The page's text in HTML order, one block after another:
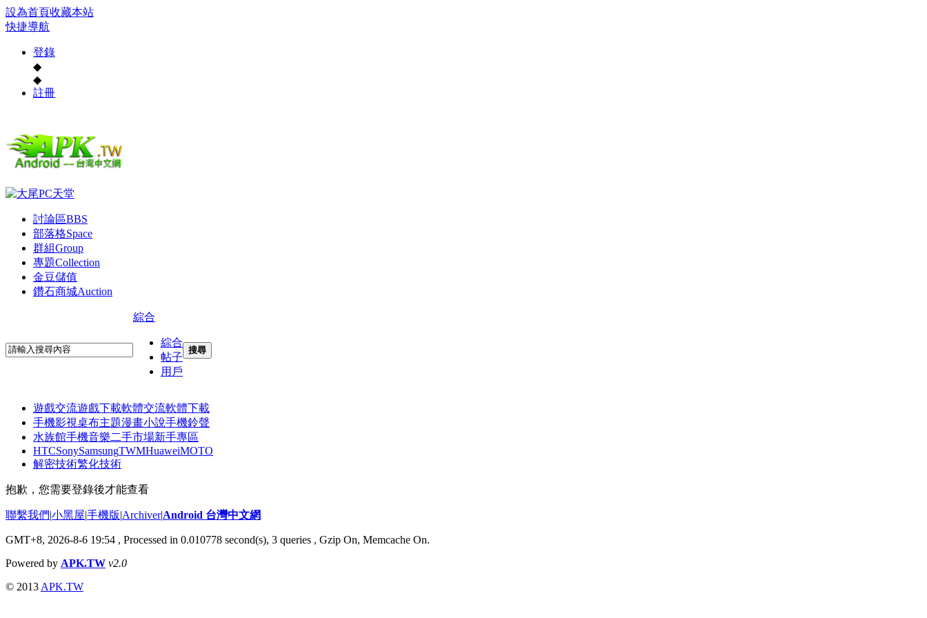
設為首頁收藏本站
快捷導航
登錄
◆
◆
註冊
討論區BBS
部落格Space
群組Group
專題Collection
金豆儲值
鑽石商城Auction
綜合
綜合
帖子
用戶
搜尋
遊戲交流遊戲下載軟體交流軟體下載
手機影視桌布主題漫畫小說手機鈴聲
水族館手機音樂二手市場新手專區
HTCSonySamsungTWMHuaweiMOTO
解密技術繁化技術
抱歉，您需要登錄後才能查看
聯繫我們|小黑屋|手機版|Archiver|Android 台灣中文網
GMT+8, 2026-8-6 19:54 , Processed in 0.010778 second(s), 3 queries , Gzip On, Memcache On.
Powered by APK.TW v2.0
© 2013 APK.TW